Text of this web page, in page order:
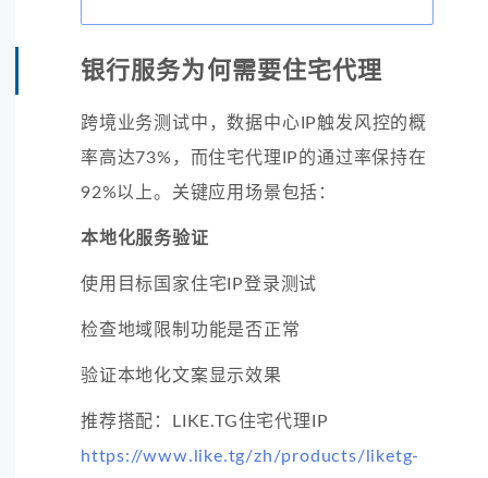
银行服务为何需要住宅代理
跨境业务测试中，数据中心IP触发风控的概
率高达73%，而住宅代理IP的通过率保持在
92%以上。关键应用场景包括：
本地化服务验证
使用目标国家住宅IP登录测试
检查地域限制功能是否正常
验证本地化文案显示效果
推荐搭配：LIKE.TG住宅代理IP
https://www.like.tg/zh/products/liketg-